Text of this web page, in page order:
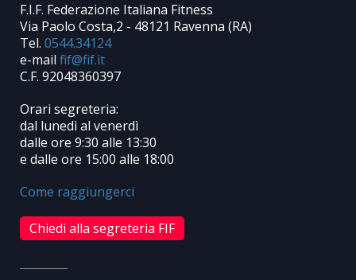
F.I.F. Federazione Italiana Fitness
Via Paolo Costa,2 - 48121 Ravenna (RA)
Tel. 0544.34124
e-mail
C.F. 92048360397
Orari segreteria:
dal lunedì al venerdì
dalle ore 9:30 alle 13:30
e dalle ore 15:00 alle 18:00
Come raggiungerci
Chiedi alla segreteria FIF